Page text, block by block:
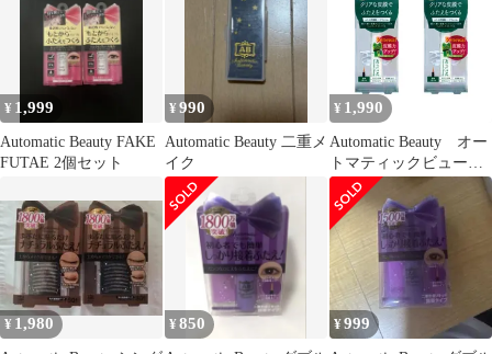
¥ 1,999
Automatic Beauty FAKE
FUTAE 2個セット
¥990
Automatic Beauty 二重メ
イク
¥ 1,990
Automatic Beauty オー
トマティックビューテ
ィ ふたえ非接着ハー
ドフィルム 2箱セッ
ト 『アイプチ』
［4571307601789-2p］
¥ 1,980 ¥850 ¥999